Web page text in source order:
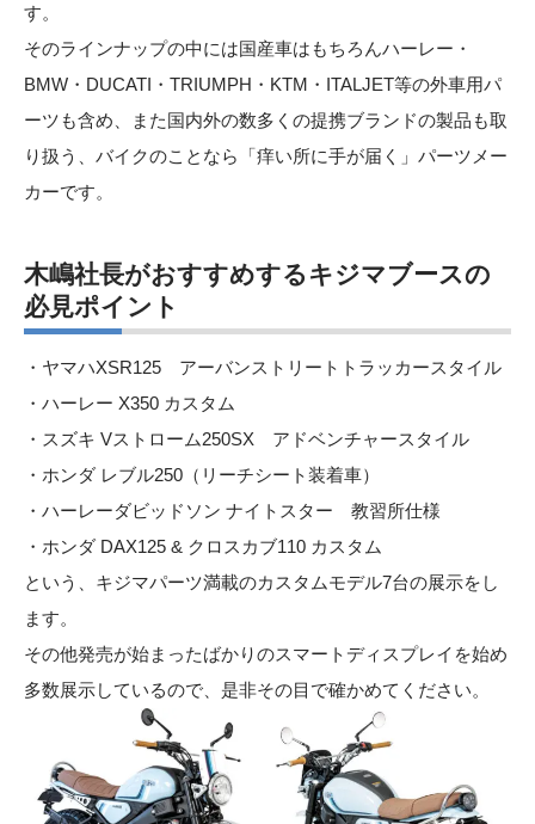
す。
そのラインナップの中には国産車はもちろんハーレー・
BMW・DUCATI・TRIUMPH・KTM・ITALJET等の外車用パ
ーツも含め、また国内外の数多くの提携ブランドの製品も取
り扱う、バイクのことなら「痒い所に手が届く」パーツメー
カーです。
木嶋社長がおすすめするキジマブースの
必見ポイン ト
・ヤマハXSR125 アーバンストリートトラッカースタイル
・ハーレー X350 カスタム
・スズキ Vストローム250SX アドベンチャースタイル
・ホンダ レブル250（リーチシート装着車）
・ハーレーダビッドソン ナイトスター 教習所仕様
・ホンダ DAX125 & クロスカブ110 カスタム
という、キジマパーツ満載のカスタムモデル7台の展示をし
ます。
その他発売が始まったばかりのスマートディスプレイを始め
多数展示しているので、是非その目で確かめてください。